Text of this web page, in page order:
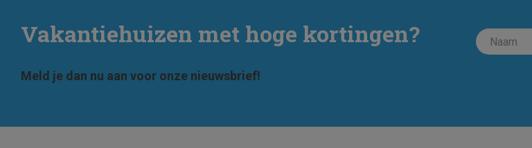
Vakantiehuizen met hoge kortingen?
Meld je dan nu aan voor onze nieuwsbrief!